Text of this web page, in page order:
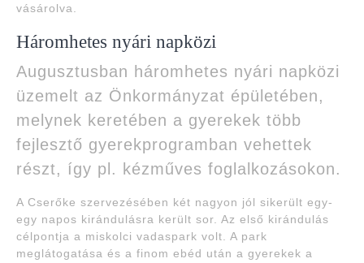
vásárolva.
Háromhetes nyári napközi
Augusztusban háromhetes nyári napközi
üzemelt az Önkormányzat épületében,
melynek keretében a gyerekek több
fejlesztő gyerekprogramban vehettek
részt, így pl. kézműves foglalkozásokon.
A Cserőke szervezésében két nagyon jól sikerült egy-
egy napos kirándulásra került sor. Az első kirándulás
célpontja a miskolci vadaspark volt. A park
meglátogatása és a finom ebéd után a gyerekek a